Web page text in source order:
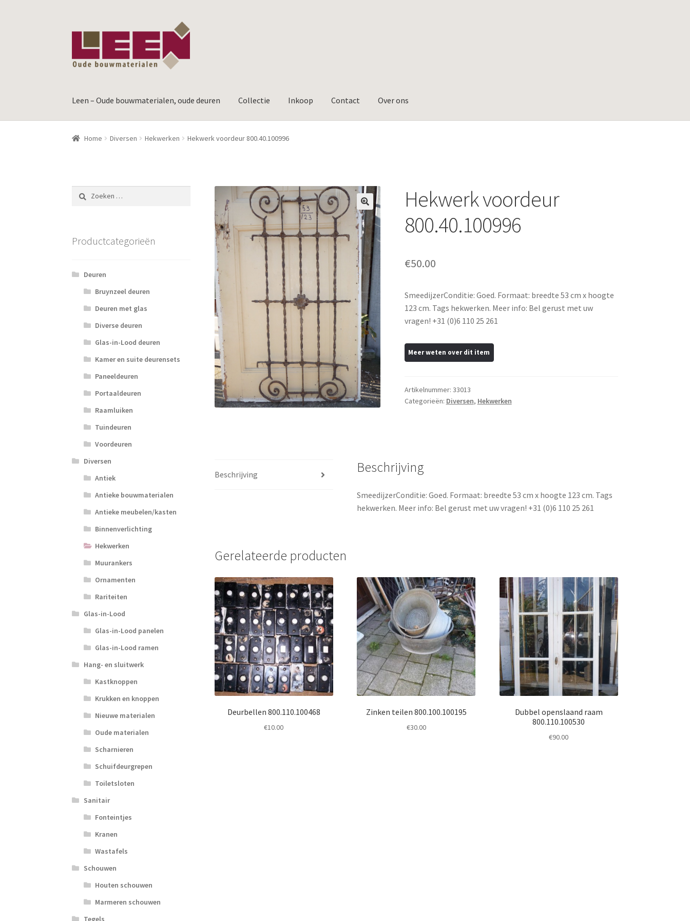
naar
navigatie
inhoud
Leen – Oude bouwmaterialen, oude deuren Collectie Inkoop Contact Over ons
Home Diversen Hekwerken Hekwerk voordeur 800.40.100996
🔍
Hekwerk voordeur
800.40.100996
€50.00
SmeedijzerConditie: Goed. Formaat: breedte 53 cm x hoogte
123 cm. Tags hekwerken. Meer info: Bel gerust met uw
vragen! +31 (0)6 110 25 261
Artikelnummer: 33013
Categorieën: Diversen, Hekwerken
Beschrijving Beschrijving
SmeedijzerConditie: Goed. Formaat: breedte 53 cm x hoogte 123 cm. Tags
hekwerken. Meer info: Bel gerust met uw vragen! +31 (0)6 110 25 261
Gerelateerde producten
Deurbellen 800.110.100468
€10.00
Zinken teilen 800.100.100195
€30.00
Dubbel openslaand raam
800.110.100530
€90.00
Zoeken
naar:
Productcategorieën
Deuren
Bruynzeel deuren
Deuren met glas
Diverse deuren
Glas-in-Lood deuren
Kamer en suite deurensets
Paneeldeuren
Portaaldeuren
Raamluiken
Tuindeuren
Voordeuren
Diversen
Antiek
Antieke bouwmaterialen
Antieke meubelen/kasten
Binnenverlichting
Hekwerken
Muurankers
Ornamenten
Rariteiten
Glas-in-Lood
Glas-in-Lood panelen
Glas-in-Lood ramen
Hang- en sluitwerk
Kastknoppen
Krukken en knoppen
Nieuwe materialen
Oude materialen
Scharnieren
Schuifdeurgrepen
Toiletsloten
Sanitair
Fonteintjes
Kranen
Wastafels
Schouwen
Houten schouwen
Marmeren schouwen
Tegels